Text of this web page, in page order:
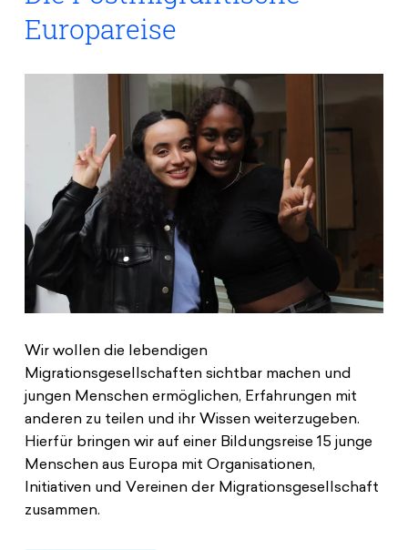
Europareise
Wir wollen die lebendigen
Migrationsgesellschaften sichtbar machen und
jungen Menschen ermöglichen, Erfahrungen mit
anderen zu teilen und ihr Wissen weiterzugeben.
Hierfür bringen wir auf einer Bildungsreise 15 junge
Menschen aus Europa mit Organisationen,
Initiativen und Vereinen der Migrationsgesellschaft
zusammen.